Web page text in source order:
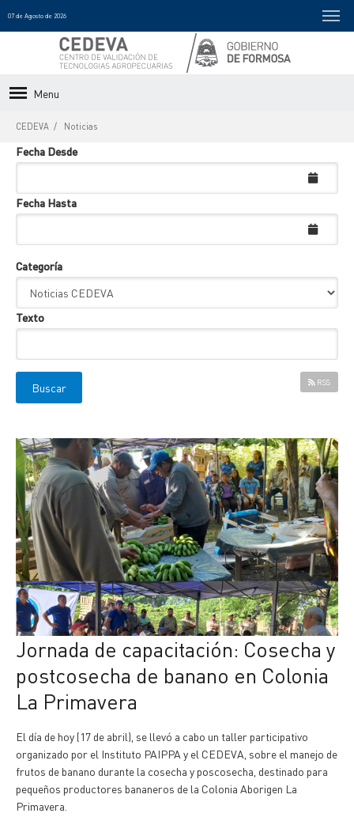
07 de Agosto de 2026
Menu
CEDEVA Noticias
Fecha Desde
Fecha Hasta
Categoría
Texto
RSS
Jornada de capacitación: Cosecha y
postcosecha de banano en Colonia
La Primavera
El día de hoy (17 de abril), se llevó a cabo un taller participativo
organizado por el Instituto PAIPPA y el CEDEVA, sobre el manejo de
frutos de banano durante la cosecha y poscosecha, destinado para
pequeños productores bananeros de la Colonia Aborigen La
Primavera.